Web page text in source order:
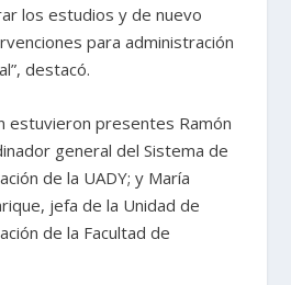
los estudios y de nuevo
para administración
destacó.
estuvieron presentes Ramón
general del Sistema de
de la UADY; y María
jefa de la Unidad de
de la Facultad de